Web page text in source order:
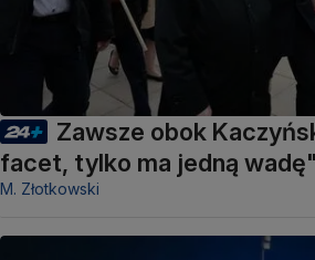
Zawsze obok
facet, tylko ma jedną wadę"
M. Złotkowski